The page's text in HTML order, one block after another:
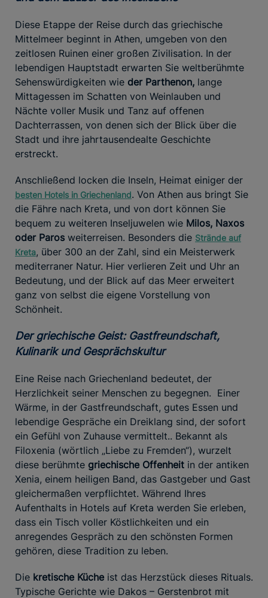
Diese Etappe der Reise durch das griechische
Mittelmeer beginnt in Athen, umgeben von den
zeitlosen Ruinen einer großen Zivilisation. In der
lebendigen Hauptstadt erwarten Sie weltberühmte
Sehenswürdigkeiten wie der Parthenon, lange
Mittagessen im Schatten von Weinlauben und
Nächte voller Musik und Tanz auf offenen
Dachterrassen, von denen sich der Blick über die
Stadt und ihre jahrtausendealte Geschichte
erstreckt.
Anschließend locken die Inseln, Heimat einiger der
besten Hotels in Griechenland. Von Athen aus bringt Sie
die Fähre nach Kreta, und von dort können Sie
bequem zu weiteren Inseljuwelen wie Milos, Naxos
oder Paros weiterreisen. Besonders die Strände auf
Kreta, über 300 an der Zahl, sind ein Meisterwerk
mediterraner Natur. Hier verlieren Zeit und Uhr an
Bedeutung, und der Blick auf das Meer erweitert
ganz von selbst die eigene Vorstellung von
Schönheit.
Der griechische Geist: Gastfreundschaft,
Kulinarik und Gesprächskultur
Eine Reise nach Griechenland bedeutet, der
Herzlichkeit seiner Menschen zu begegnen. Einer
Wärme, in der Gastfreundschaft, gutes Essen und
lebendige Gespräche ein Dreiklang sind, der sofort
ein Gefühl von Zuhause vermittelt.. Bekannt als
Filoxenia (wörtlich „Liebe zu Fremden“), wurzelt
diese berühmte griechische Offenheit in der antiken
Xenia, einem heiligen Band, das Gastgeber und Gast
gleichermaßen verpflichtet. Während Ihres
Aufenthalts in Hotels auf Kreta werden Sie erleben,
dass ein Tisch voller Köstlichkeiten und ein
anregendes Gespräch zu den schönsten Formen
gehören, diese Tradition zu leben.
Die kretische Küche ist das Herzstück dieses Rituals.
Typische Gerichte wie Dakos – Gerstenbrot mit